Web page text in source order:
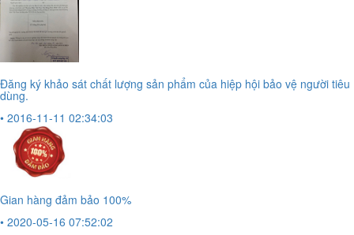
Đăng ký khảo sát chất lượng sản phẩm của hiệp hội bảo vệ người tiêu
dùng.
• 2016-11-11 02:34:03
Gian hàng đảm bảo 100%
• 2020-05-16 07:52:02